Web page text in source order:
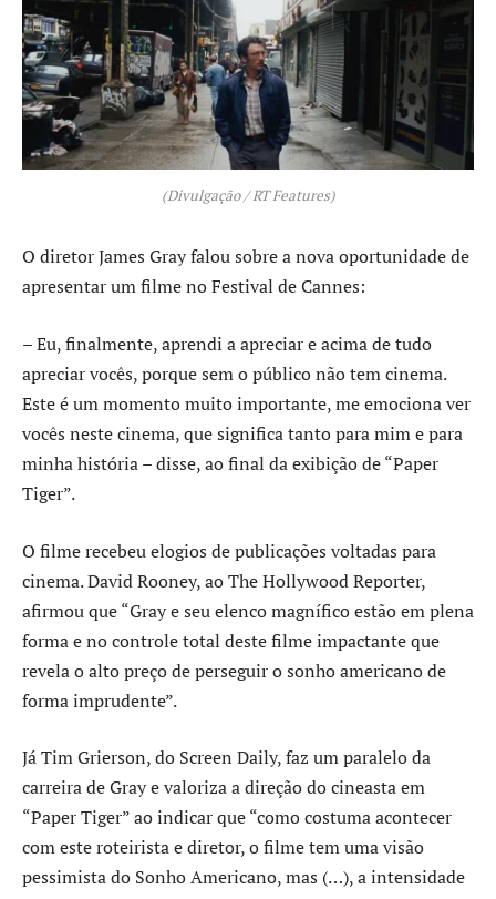
(Divulgação / RT Features)
O diretor James Gray falou sobre a nova oportunidade de
apresentar um filme no Festival de Cannes:
– Eu, finalmente, aprendi a apreciar e acima de tudo
apreciar vocês, porque sem o público não tem cinema.
Este é um momento muito importante, me emociona ver
vocês neste cinema, que significa tanto para mim e para
minha história – disse, ao final da exibição de “Paper
Tiger”.
O filme recebeu elogios de publicações voltadas para
cinema. David Rooney, ao The Hollywood Reporter,
afirmou que “Gray e seu elenco magnífico estão em plena
forma e no controle total deste filme impactante que
revela o alto preço de perseguir o sonho americano de
forma imprudente”.
Já Tim Grierson, do Screen Daily, faz um paralelo da
carreira de Gray e valoriza a direção do cineasta em
“Paper Tiger” ao indicar que “como costuma acontecer
com este roteirista e diretor, o filme tem uma visão
pessimista do Sonho Americano, mas (…), a intensidade